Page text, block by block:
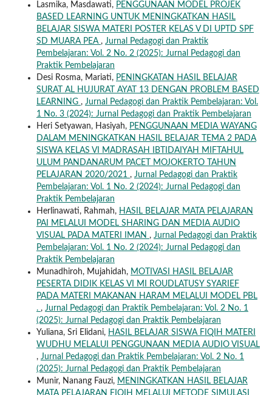
Lasmika, Masdawati, PENGGUNAAN MODEL PROJEK
BASED LEARNING UNTUK MENINGKATKAN HASIL
BELAJAR SISWA MATERI POSTER KELAS V DI UPTD SPF
SD MUARA PEA , Jurnal Pedagogi dan Praktik
Pembelajaran: Vol. 2 No. 2 (2025): Jurnal Pedagogi dan
Praktik Pembelajaran
Desi Rosma, Mariati, PENINGKATAN HASIL BELAJAR
SURAT AL HUJURAT AYAT 13 DENGAN PROBLEM BASED
LEARNING , Jurnal Pedagogi dan Praktik Pembelajaran: Vol.
1 No. 3 (2024): Jurnal Pedagogi dan Praktik Pembelajaran
Heri Setyawan, Hasiyah, PENGGUNAAN MEDIA WAYANG
DALAM MENINGKATKAN HASIL BELAJAR TEMA 2 PADA
SISWA KELAS VI MADRASAH IBTIDAIYAH MIFTAHUL
ULUM PANDANARUM PACET MOJOKERTO TAHUN
PELAJARAN 2020/2021 , Jurnal Pedagogi dan Praktik
Pembelajaran: Vol. 1 No. 2 (2024): Jurnal Pedagogi dan
Praktik Pembelajaran
Herlinawati, Rahmah, HASIL BELAJAR MATA PELAJARAN
PAI MELALUI MODEL SHARING DAN MEDIA AUDIO
VISUAL PADA MATERI IMAN , Jurnal Pedagogi dan Praktik
Pembelajaran: Vol. 1 No. 2 (2024): Jurnal Pedagogi dan
Praktik Pembelajaran
Munadhiroh, Mujahidah, MOTIVASI HASIL BELAJAR
PESERTA DIDIK KELAS VI MI ROUDLATUSY SYARIEF
PADA MATERI MAKANAN HARAM MELALUI MODEL PBL
. , Jurnal Pedagogi dan Praktik Pembelajaran: Vol. 2 No. 1
(2025): Jurnal Pedagogi dan Praktik Pembelajaran
Yuliana, Sri Elidani, HASIL BELAJAR SISWA FIQIH MATERI
WUDHU MELALUI PENGGUNAAN MEDIA AUDIO VISUAL
, Jurnal Pedagogi dan Praktik Pembelajaran: Vol. 2 No. 1
(2025): Jurnal Pedagogi dan Praktik Pembelajaran
Munir, Nanang Fauzi, MENINGKATKAN HASIL BELAJAR
MATA PELAJARAN FIQIH MELALUI METODE SIMULASI